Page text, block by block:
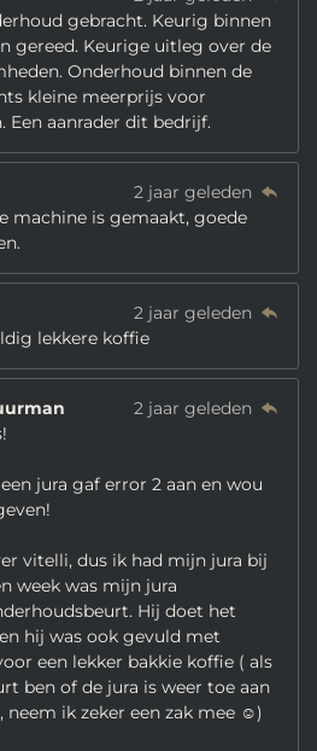
gebracht. Keurig binnen
gereed. Keurige uitleg over de
Onderhoud binnen de
kleine meerprijs voor
Een aanrader dit bedrijf.
2 jaar geleden
machine is gemaakt, goede
2 jaar geleden
lekkere koffie
2 jaar geleden
jura gaf error 2 aan en wou
vitelli, dus ik had mijn jura bij
week was mijn jura
Hij doet het
hij was ook gevuld met
een lekker bakkie koffie ( als
ben of de jura is weer toe aan
ik zeker een zak mee ☺️)